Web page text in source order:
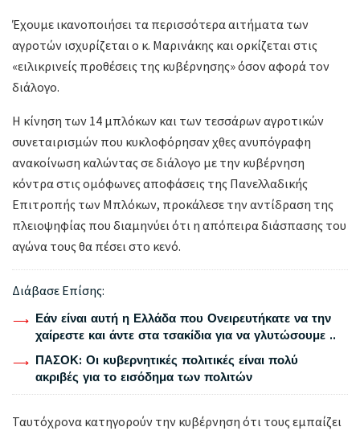
Έχουμε ικανοποιήσει τα περισσότερα αιτήματα των
αγροτών ισχυρίζεται ο κ. Μαρινάκης και ορκίζεται στις
«ειλικρινείς προθέσεις της κυβέρνησης» όσον αφορά τον
διάλογο.
Η κίνηση των 14 μπλόκων και των τεσσάρων αγροτικών
συνεταιρισμών που κυκλοφόρησαν χθες ανυπόγραφη
ανακοίνωση καλώντας σε διάλογο με την κυβέρνηση
κόντρα στις ομόφωνες αποφάσεις της Πανελλαδικής
Επιτροπής των Μπλόκων, προκάλεσε την αντίδραση της
πλειοψηφίας που διαμηνύει ότι η απόπειρα διάσπασης του
αγώνα τους θα πέσει στο κενό.
Διάβασε Επίσης:
Εάν είναι αυτή η Ελλάδα που Ονειρευτήκατε να την
χαίρεστε και άντε στα τσακίδια για να γλυτώσουμε ..
ΠΑΣΟΚ: Οι κυβερνητικές πολιτικές είναι πολύ
ακριβές για το εισόδημα των πολιτών
Ταυτόχρονα κατηγορούν την κυβέρνηση ότι τους εμπαίζει